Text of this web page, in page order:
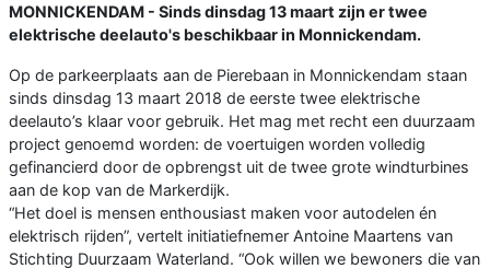
MONNICKENDAM - Sinds dinsdag 13 maart zijn er twee
elektrische deelauto's beschikbaar in Monnickendam.
Op de parkeerplaats aan de Pierebaan in Monnickendam staan
sinds dinsdag 13 maart 2018 de eerste twee elektrische
deelauto’s klaar voor gebruik. Het mag met recht een duurzaam
project genoemd worden: de voertuigen worden volledig
gefinancierd door de opbrengst uit de twee grote windturbines
aan de kop van de Markerdijk.
“Het doel is mensen enthousiast maken voor autodelen én
elektrisch rijden”, vertelt initiatiefnemer Antoine Maartens van
Stichting Duurzaam Waterland. “Ook willen we bewoners die van